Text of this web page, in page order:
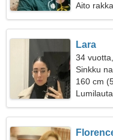
Aito
Lara
34
Sinkku
160 cm